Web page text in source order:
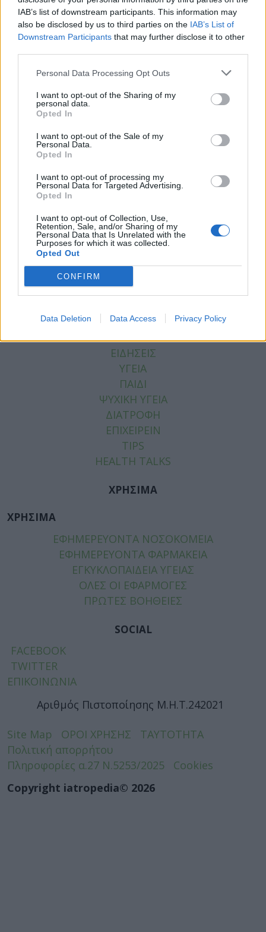
IAB’s list of downstream participants. This information may
also be disclosed by us to third parties on the IAB’s List of
Downstream Participants that may further disclose it to other
Personal Data Processing Opt Outs
I want to opt-out of the Sharing of my
personal data.
Opted In
I want to opt-out of the Sale of my
Personal Data.
Opted In
I want to opt-out of processing my
Personal Data for Targeted Advertising.
Opted In
I want to opt-out of Collection, Use,
Retention, Sale, and/or Sharing of my
Personal Data that Is Unrelated with the
Purposes for which it was collected.
Opted Out
CONFIRM
Data Deletion Data Access Privacy Policy
http://www.justnaturallife.com
Facebook
Twitter
Tags:ΒΡΑΣΤΕΣ ΠΑΤΑΤΕΣ,ΠΑΤΑΤΕΣ
ΜΠΑΤΑΡΙΑ,ΠΑΤΑΤΕΣ ΡΕΥΜΑ
ΕΙΔΗΣΕΙΣ
ΥΓΕΙΑ
ΠΑΙΔΙ
ΨΥΧΙΚΗ ΥΓΕΙΑ
ΔΙΑΤΡΟΦΗ
ΕΠΙΧΕΙΡΕΙΝ
TIPS
HEALTH TALKS
ΧΡΗΣΙΜΑ
ΧΡΗΣΙΜΑ
ΕΦΗΜΕΡΕΥΟΝΤΑ ΝΟΣΟΚΟΜΕΙΑ
ΕΦΗΜΕΡΕΥΟΝΤΑ ΦΑΡΜΑΚΕΙΑ
ΕΓΚΥΚΛΟΠΑΙΔΕΙΑ ΥΓΕΙΑΣ
ΟΛΕΣ ΟΙ ΕΦΑΡΜΟΓΕΣ
ΠΡΩΤΕΣ ΒΟΗΘΕΙΕΣ
SOCIAL
FACEBOOK
TWITTER
ΕΠΙΚΟΙΝΩΝΙΑ
Αριθμός Πιστοποίησης Μ.Η.Τ.242021
Site Map ΟΡΟΙ ΧΡΗΣΗΣ
ΤΑΥΤΟΤΗΤΑ
Πολιτική απορρήτου
Πληροφορίες α.27 Ν.5253/2025
Cookies
Copyright iatropedia© 2026